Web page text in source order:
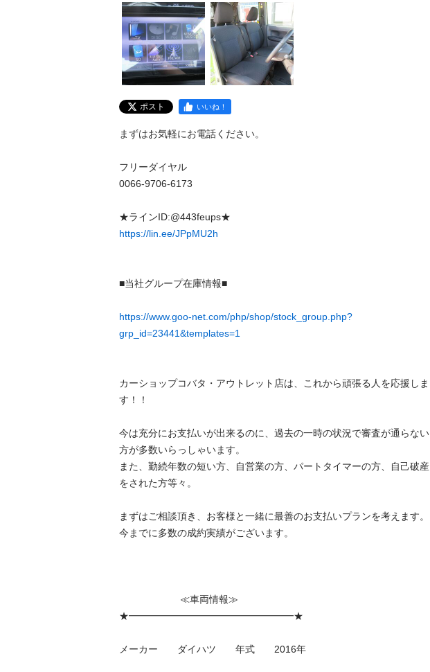
ポスト いいね！
まずはお気軽にお電話ください。
フリーダイヤル
0066-9706-6173
https://lin.ee/JPpMU2h
■当社グループ在庫情報■
https://www.goo-net.com/php/shop/stock_group.php?
grp_id=23441&templates=1
カーショップコバタ・アウトレット店は、これから頑張る人を応援しま
す！！
今は充分にお支払いが出来るのに、過去の一時の状況で審査が通らない
方が多数いらっしゃいます。
また、勤続年数の短い方、自営業の方、パートタイマーの方、自己破産
をされた方等々。
まずはご相談頂き、お客様と一緒に最善のお支払いプランを考えます。
今までに多数の成約実績がございます。
≪車両情報≫
★━━━━━━━━━━━━━━━━━★
メーカー　　ダイハツ　　年式　　2016年